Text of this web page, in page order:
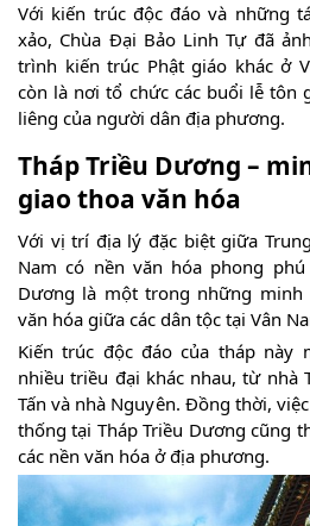
Với kiến trúc độc đáo và những
xảo, Chùa Đại Bảo Linh Tự đã
trình kiến trúc Phật giáo khác ở
còn là nơi tổ chức các buổi lễ tôn
liêng của người dân địa phương.
Tháp Triều Dương –
giao thoa văn hóa
Với vị trí địa lý đặc biệt giữa
Nam có nền văn hóa phong
Dương là một trong những minh
văn hóa giữa các dân tộc tại Vân
Kiến trúc độc đáo của tháp này
nhiều triều đại khác nhau, từ nhà
Tấn và nhà Nguyên. Đồng thời,
thống tại Tháp Triều Dương cũng
các nền văn hóa ở địa phương.